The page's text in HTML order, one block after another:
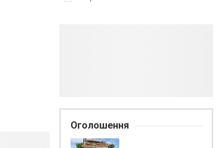
Оголошення